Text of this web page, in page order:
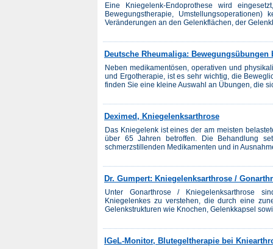
Eine Kniegelenk-Endoprothese wird
Bewegungstherapie,
Veränderungen an den Gelenkflächen, der
Deutsche Rheumaliga: Bewegungsübungen
Neben medikamentösen, operativen und
und Ergotherapie, ist es sehr wichtig, die
finden Sie eine kleine Auswahl an Übungen, die
Deximed, Kniegelenksarthrose
Das Kniegelenk ist eines der am meisten
über 65 Jahren betroffen. Die Behandlung
schmerzstillenden Medikamenten und in
Dr. Gumpert: Kniegelenksarthrose /
Unter Gonarthrose / Kniegelenksarthrose
Kniegelenkes zu verstehen, die durch eine
Gelenkstrukturen wie Knochen, Gelenkkapsel
IGeL-Monitor, Blutegeltherapie bei